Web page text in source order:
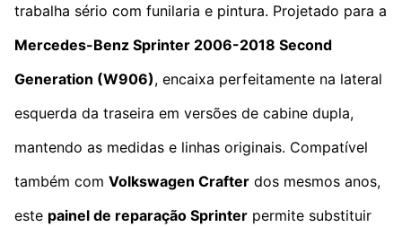
trabalha sério com funilaria e pintura. Projetado para a
Mercedes-Benz Sprinter 2006-2018 Second
Generation (W906), encaixa perfeitamente na lateral
esquerda da traseira em versões de cabine dupla,
mantendo as medidas e linhas originais. Compatível
também com Volkswagen Crafter dos mesmos anos,
este painel de reparação Sprinter permite substituir